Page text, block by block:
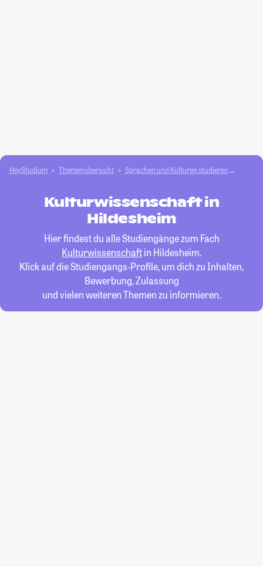
HeyStudium Themenübersicht Sprachen und Kulturen studieren
Kulturwissenschaft in
Hildesheim
Hier findest du alle Studiengänge zum Fach
Kulturwissenschaftin Hildesheim.
Klick auf die Studiengangs-Profile, um dich zu Inhalten,
Bewerbung, Zulassung
und vielen weiteren Themen zu informieren.